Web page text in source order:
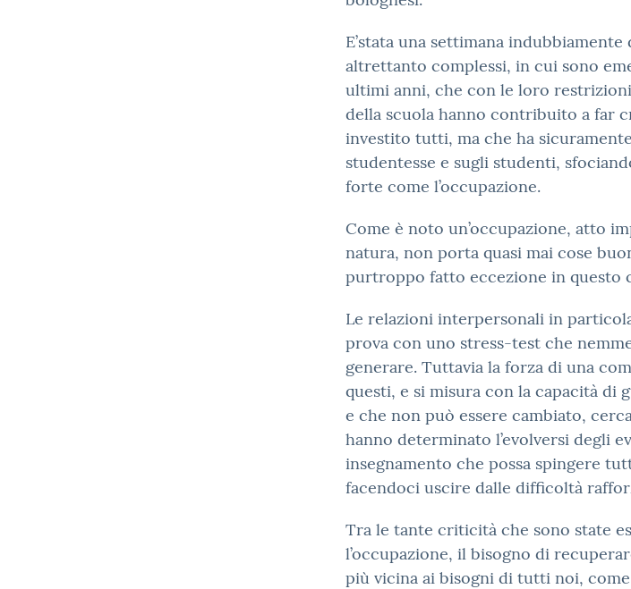
E’stata una settimana
altrettanto complessi, in cui sono
ultimi anni, che con le loro
della scuola hanno contribuito a far
investito tutti, ma che ha
studentesse e sugli studenti,
forte come l’occupazione.
Come è noto un’occupazione, atto
natura, non porta quasi mai cose
purtroppo fatto eccezione in questo
Le relazioni interpersonali in
prova con uno stress-test che
generare. Tuttavia la forza di una
questi, e si misura con la capacità di
e che non può essere cambiato,
hanno determinato l’evolversi degli
insegnamento che possa spingere
facendoci uscire dalle difficoltà
Tra le tante criticità che sono state
l’occupazione, il bisogno di
più vicina ai bisogni di tutti noi,